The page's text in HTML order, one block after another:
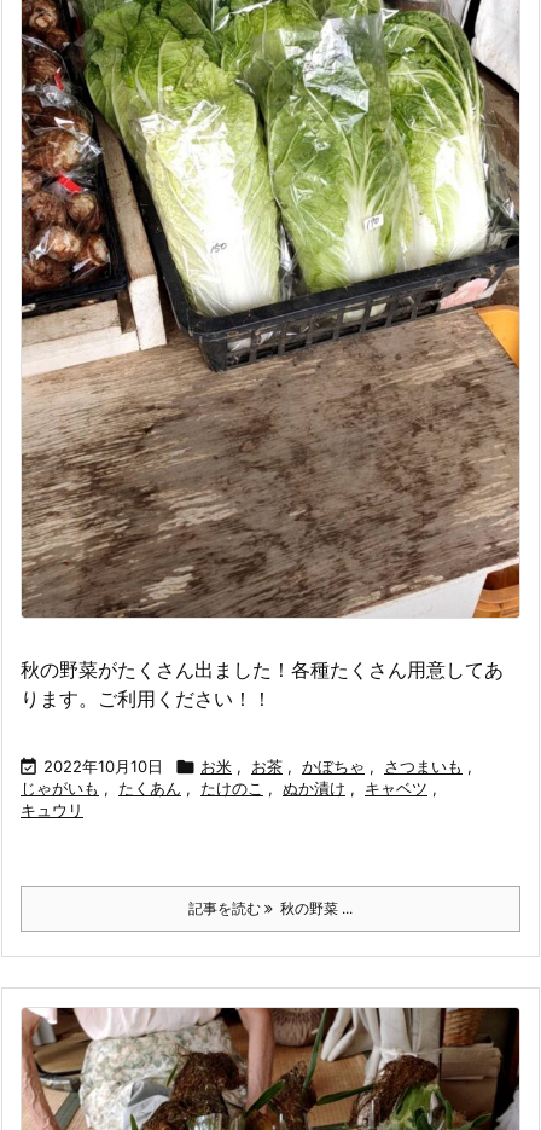
秋の野菜がたくさん出ました！各種たくさん用意してあ
ります。ご利用ください！！
 2022年10月10日  お米 , お茶 , かぼちゃ , さつまいも ,
じゃがいも , たくあん , たけのこ , ぬか漬け , キャベツ ,
キュウリ
記事を読む 秋の野菜 ...